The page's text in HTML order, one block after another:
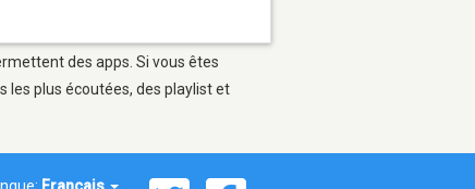
des apps. Si vous êtes
les plus écoutées, des playlist et
Français